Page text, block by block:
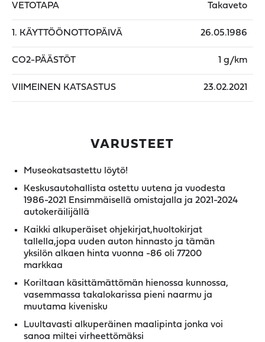
VETOTAPA Takaveto
1. KÄYTTÖÖNOTTOPÄIVÄ 26.05.1986
CO2-PÄÄSTÖT 1 g/km
VIIMEINEN KATSASTUS 23.02.2021
VARUSTEET
Museokatsastettu löytö!
Keskusautohallista ostettu uutena ja vuodesta
1986-2021 Ensimmäisellä omistajalla ja 2021-2024
autokeräilijällä
Kaikki alkuperäiset ohjekirjat,huoltokirjat
tallella,jopa uuden auton hinnasto ja tämän
yksilön alkaen hinta vuonna -86 oli 77200
markkaa
Koriltaan käsittämättömän hienossa kunnossa,
vasemmassa takalokarissa pieni naarmu ja
muutama kivenisku
Luultavasti alkuperäinen maalipinta jonka voi
sanoa miltei virheettömäksi